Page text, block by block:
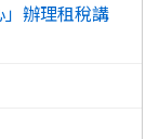
」辦理租稅講